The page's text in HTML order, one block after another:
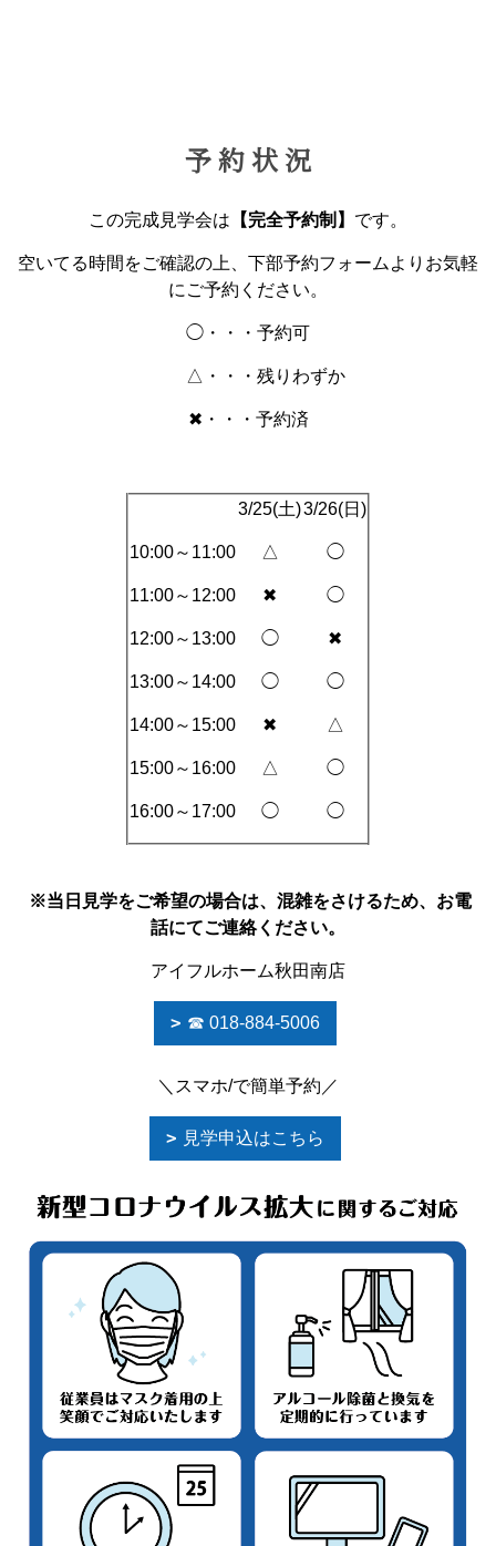
予 約 状 況
この完成見学会は 【完全予約制】 です。
空いてる時間をご確認の上、下部予約フォームよりお気軽
にご予約ください。
◯・・・予約可
△・・・残りわずか
✖・・・予約済
10:00～11:00
11:00～12:00
12:00～13:00
13:00～14:00
14:00～15:00
15:00～16:00
16:00～17:00
3/25(土)
△
✖
◯
◯
✖
△
◯
3/26(日)
◯
◯
✖
◯
△
◯
◯
※当日見学をご希望の場合は、混雑をさけるため、お電
話にてご連絡ください。
アイフルホーム秋田南店
☎ 018-884-5006
＼スマホ/で簡単予約／
見学申込はこちら